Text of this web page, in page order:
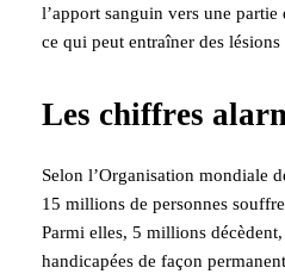
l’apport sanguin vers une
ce qui peut entraîner des lésions
Les chiffres
Selon l’Organisation mondiale
15 millions de personnes
Parmi elles, 5 millions
handicapées de façon